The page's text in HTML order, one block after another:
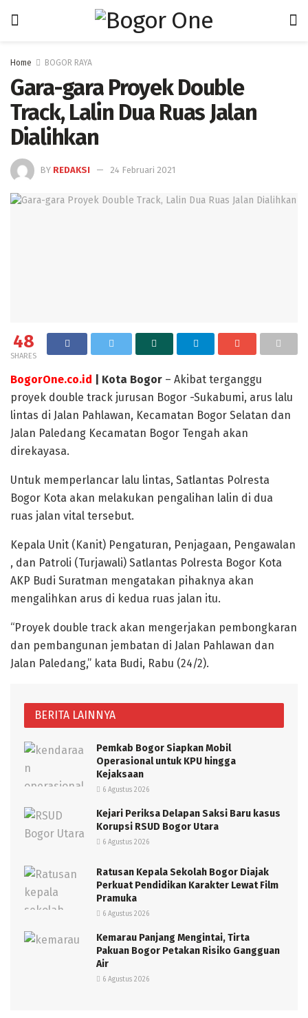
Home BOGOR RAYA
Gara-gara Proyek Double
Track, Lalin Dua Ruas Jalan
Dialihkan
BY REDAKSI 24 Februari 2021
48
SHARES
BogorOne.co.id | Kota Bogor – Akibat terganggu
proyek double track jurusan Bogor -Sukabumi, arus lalu
lintas di Jalan Pahlawan, Kecamatan Bogor Selatan dan
Jalan Paledang Kecamatan Bogor Tengah akan
direkayasa.
Untuk memperlancar lalu lintas, Satlantas Polresta
Bogor Kota akan melakukan pengalihan lalin di dua
ruas jalan vital tersebut.
Kepala Unit (Kanit) Pengaturan, Penjagaan, Pengawalan
, dan Patroli (Turjawali) Satlantas Polresta Bogor Kota
AKP Budi Suratman mengatakan pihaknya akan
mengalihkan arus di kedua ruas jalan itu.
“Proyek double track akan mengerjakan pembongkaran
dan pembangunan jembatan di Jalan Pahlawan dan
Jalan Paledang,” kata Budi, Rabu (24/2).
BERITA LAINNYA
Pemkab Bogor Siapkan Mobil
Operasional untuk KPU hingga
Kejaksaan
6 Agustus 2026
Kejari Periksa Delapan Saksi Baru kasus
Korupsi RSUD Bogor Utara
6 Agustus 2026
Ratusan Kepala Sekolah Bogor Diajak
Perkuat Pendidikan Karakter Lewat Film
Pramuka
6 Agustus 2026
Kemarau Panjang Mengintai, Tirta
Pakuan Bogor Petakan Risiko Gangguan
Air
6 Agustus 2026